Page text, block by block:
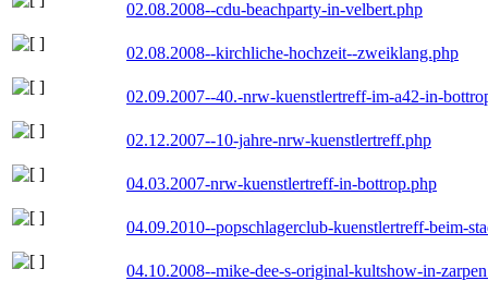
02.08.2008--cdu-beachparty-in-velbert.php
02.08.2008--kirchliche-hochzeit--zweiklang.php
02.09.2007--40.-nrw-kuenstlertreff-im-a42-in-
02.12.2007--10-jahre-nrw-kuenstlertreff.php
04.03.2007-nrw-kuenstlertreff-in-bottrop.php
04.09.2010--popschlagerclub-kuenstlertreff-beim-
04.10.2008--mike-dee-s-original-kultshow-in-